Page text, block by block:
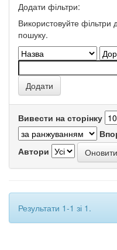
Додати фільтри:
Використовуйте фільтри
пошуку.
Вивести на сторінку
Автори
Результати 1-1 зі 1.